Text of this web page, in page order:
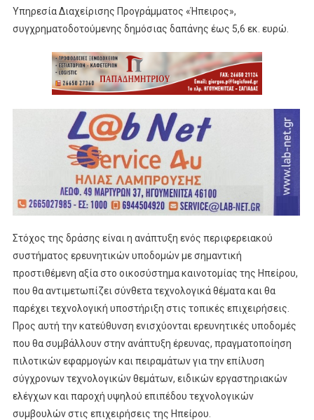
Υπηρεσία Διαχείρισης Προγράμματος «Ήπειρος»,
συγχρηματοδοτούμενης δημόσιας δαπάνης έως 5,6 εκ. ευρώ.
Στόχος της δράσης είναι η ανάπτυξη ενός περιφερειακού
συστήματος ερευνητικών υποδομών με σημαντική
προστιθέμενη αξία στο οικοσύστημα καινοτομίας της Ηπείρου,
που θα αντιμετωπίζει σύνθετα τεχνολογικά θέματα και θα
παρέχει τεχνολογική υποστήριξη στις τοπικές επιχειρήσεις.
Προς αυτή την κατεύθυνση ενισχύονται ερευνητικές υποδομές
που θα συμβάλλουν στην ανάπτυξη έρευνας, πραγματοποίηση
πιλοτικών εφαρμογών και πειραμάτων για την επίλυση
σύγχρονων τεχνολογικών θεμάτων, ειδικών εργαστηριακών
ελέγχων και παροχή υψηλού επιπέδου τεχνολογικών
συμβουλών στις επιχειρήσεις της Ηπείρου.